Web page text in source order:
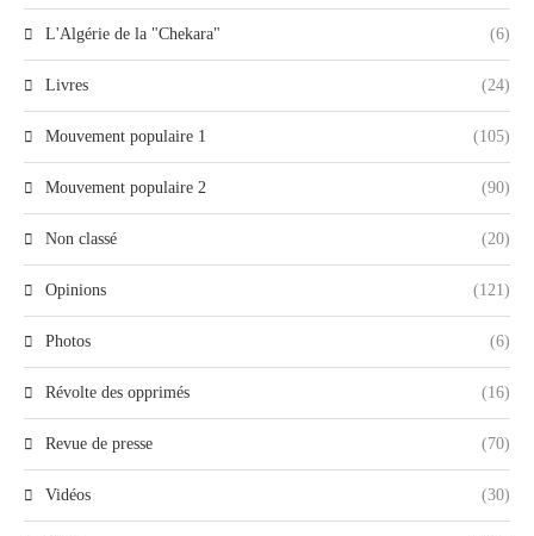
L'Algérie de la "Chekara" (6)
Livres (24)
Mouvement populaire 1 (105)
Mouvement populaire 2 (90)
Non classé (20)
Opinions (121)
Photos (6)
Révolte des opprimés (16)
Revue de presse (70)
Vidéos (30)